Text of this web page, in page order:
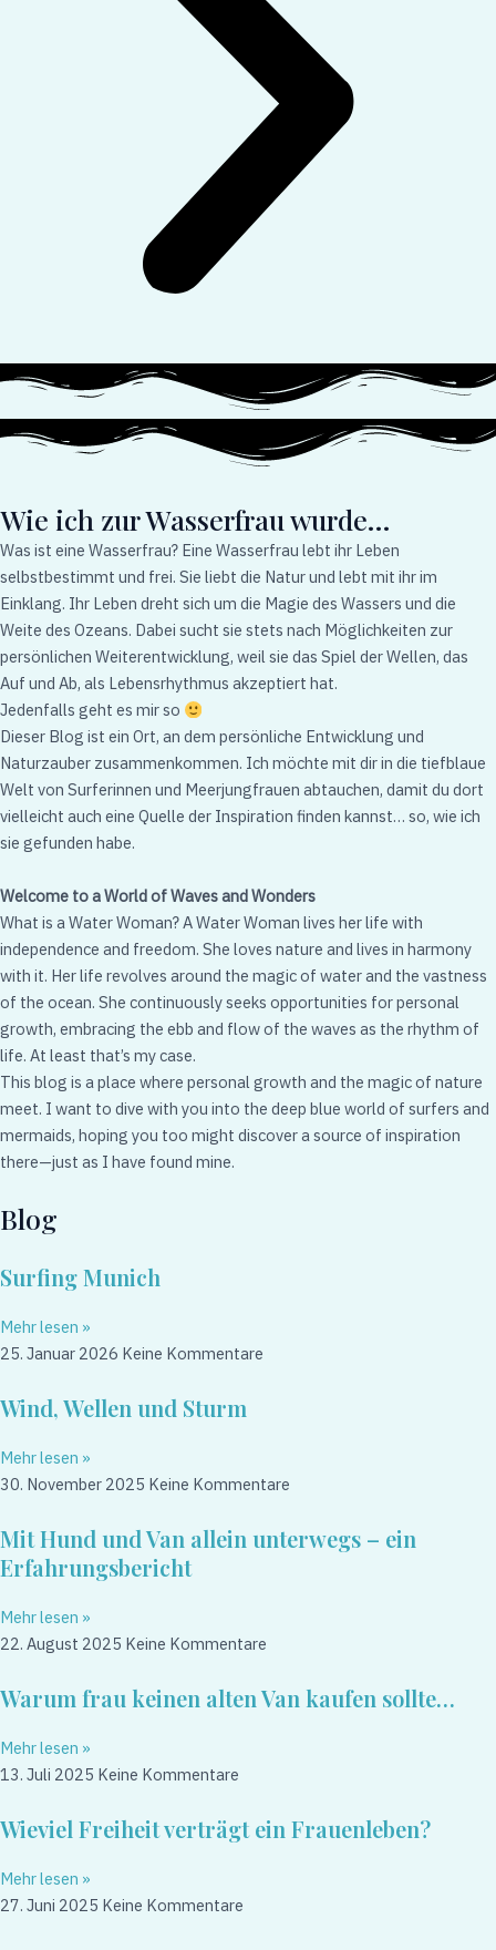
Wie ich zur Wasserfrau wurde…
Was ist eine Wasserfrau? Eine Wasserfrau lebt ihr Leben
selbstbestimmt und frei. Sie liebt die Natur und lebt mit ihr im
Einklang. Ihr Leben dreht sich um die Magie des Wassers und die
Weite des Ozeans. Dabei sucht sie stets nach Möglichkeiten zur
persönlichen Weiterentwicklung, weil sie das Spiel der Wellen, das
Auf und Ab, als Lebensrhythmus akzeptiert hat.
Jedenfalls geht es mir so
Dieser Blog ist ein Ort, an dem persönliche Entwicklung und
Naturzauber zusammenkommen. Ich möchte mit dir in die tiefblaue
Welt von Surferinnen und Meerjungfrauen abtauchen, damit du dort
vielleicht auch eine Quelle der Inspiration finden kannst… so, wie ich
sie gefunden habe.
Welcome to a World of Waves and Wonders
What is a Water Woman? A Water Woman lives her life with
independence and freedom. She loves nature and lives in harmony
with it. Her life revolves around the magic of water and the vastness
of the ocean. She continuously seeks opportunities for personal
growth, embracing the ebb and flow of the waves as the rhythm of
life. At least that’s my case.
This blog is a place where personal growth and the magic of nature
meet. I want to dive with you into the deep blue world of surfers and
mermaids, hoping you too might discover a source of inspiration
there—just as I have found mine.
Blog
Surfing Munich
Mehr lesen »
25. Januar 2026 Keine Kommentare
Wind, Wellen und Sturm
Mehr lesen »
30. November 2025 Keine Kommentare
Mit Hund und Van allein unterwegs – ein
Erfahrungsbericht
Mehr lesen »
22. August 2025 Keine Kommentare
Warum frau keinen alten Van kaufen sollte…
Mehr lesen »
13. Juli 2025 Keine Kommentare
Wieviel Freiheit verträgt ein Frauenleben?
Mehr lesen »
27. Juni 2025 Keine Kommentare